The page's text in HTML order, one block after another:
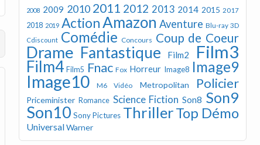
2008 2009 2010 2011 2012 2013 2014 2015 2017
2018 2019 ActionAmazon Aventure Blu-ray 3D
Cdiscount Comédie Concours Coup de Coeur
Drame Fantastique Film2 Film3
Film4 Film5 Fnac Fox Horreur Image8 Image9
Image10 M6 Vidéo Metropolitan Policier
Priceminister Romance Science Fiction Son8 Son9
Son10 Sony Pictures ThrillerTop Démo
UniversalWarner